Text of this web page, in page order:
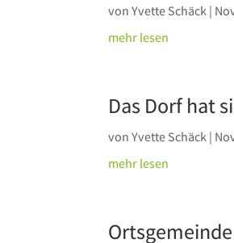
vonYvette Schäck
mehr lesen
Das Dorf hat
vonYvette Schäck
mehr lesen